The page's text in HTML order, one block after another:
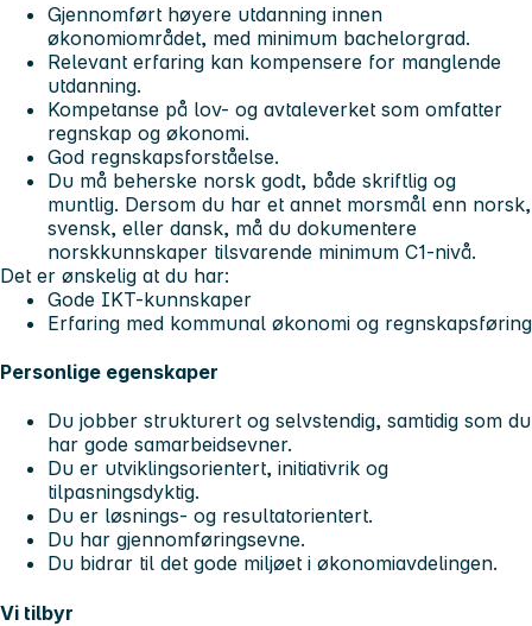
Gjennomført høyere utdanning innen
økonomiområdet, med minimum bachelorgrad.
Relevant erfaring kan kompensere for manglende
utdanning.
Kompetanse på lov- og avtaleverket som omfatter
regnskap og økonomi.
God regnskapsforståelse.
Du må beherske norsk godt, både skriftlig og
muntlig. Dersom du har et annet morsmål enn norsk,
svensk, eller dansk, må du dokumentere
norskkunnskaper tilsvarende minimum C1-nivå.
Det er ønskelig at du har:
Gode IKT-kunnskaper
Erfaring med kommunal økonomi og regnskapsføring
Personlige egenskaper
Du jobber strukturert og selvstendig, samtidig som du
har gode samarbeidsevner.
Du er utviklingsorientert, initiativrik og
tilpasningsdyktig.
Du er løsnings- og resultatorientert.
Du har gjennomføringsevne.
Du bidrar til det gode miljøet i økonomiavdelingen.
Vi tilbyr